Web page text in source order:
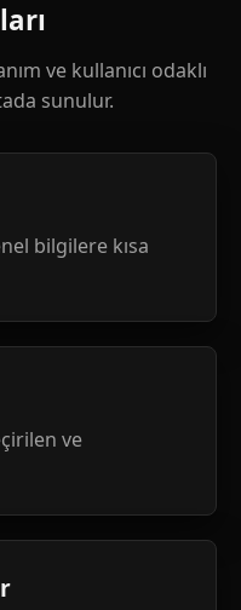
ve kullanıcı odaklı
sunulur.
bilgilere kısa
ve